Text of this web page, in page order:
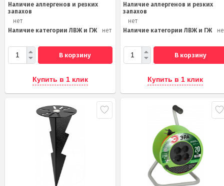
Наличие аллергенов и резких
запахов
нет
Наличие категории ЛВЖ и ГЖ
нет
В корзину
Купить в 1 клик
Наличие аллергенов и резких
запахов
нет
Наличие категории ЛВЖ и ГЖ
В корзину
Купить в 1 клик